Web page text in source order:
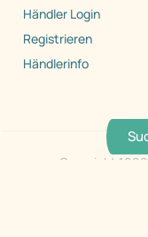
Händler Login
Registrieren
Händlerinfo
Copyright